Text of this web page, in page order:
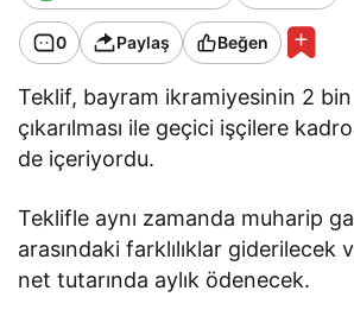
0 Paylaş Beğen
Teklif, bayram ikramiyesinin 2
çıkarılması ile geçici işçilere
de içeriyordu.
Teklifle aynı zamanda muharip
arasındaki farklılıklar giderilecek
net tutarında aylık ödenecek.